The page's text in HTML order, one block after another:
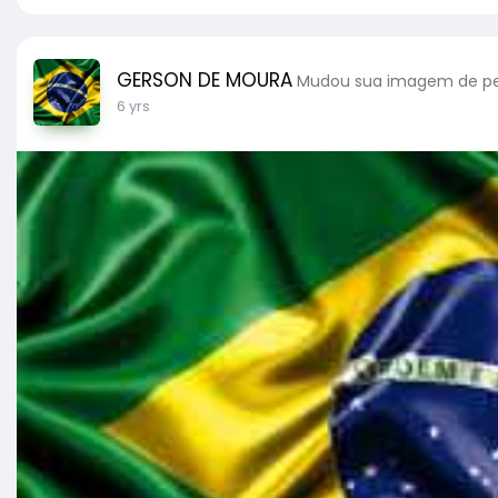
GERSON DE MOURA Mudou sua imagem de
6 yrs